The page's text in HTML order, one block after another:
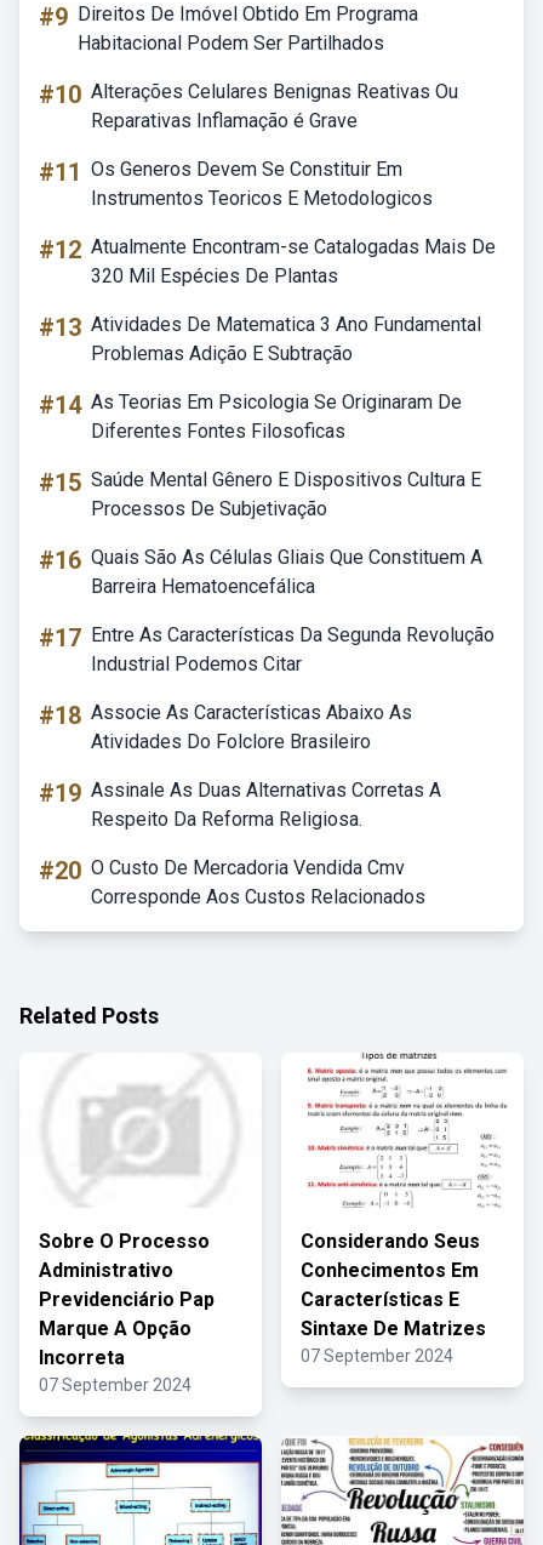
#9 Direitos De Imóvel Obtido Em Programa
Habitacional Podem Ser Partilhados
#10 Alterações Celulares Benignas Reativas Ou
Reparativas Inflamação é Grave
#11 Os Generos Devem Se Constituir Em
Instrumentos Teoricos E Metodologicos
#12 Atualmente Encontram-se Catalogadas Mais De
320 Mil Espécies De Plantas
#13 Atividades De Matematica 3 Ano Fundamental
Problemas Adição E Subtração
#14 As Teorias Em Psicologia Se Originaram De
Diferentes Fontes Filosoficas
#15 Saúde Mental Gênero E Dispositivos Cultura E
Processos De Subjetivação
#16 Quais São As Células Gliais Que Constituem A
Barreira Hematoencefálica
#17 Entre As Características Da Segunda Revolução
Industrial Podemos Citar
#18 Associe As Características Abaixo As
Atividades Do Folclore Brasileiro
#19 Assinale As Duas Alternativas Corretas A
Respeito Da Reforma Religiosa.
#20 O Custo De Mercadoria Vendida Cmv
Corresponde Aos Custos Relacionados
Related Posts
Sobre O Processo
Administrativo
Previdenciário Pap
Marque A Opção
Incorreta
07 September 2024
Considerando Seus
Conhecimentos Em
Características E
Sintaxe De Matrizes
07 September 2024